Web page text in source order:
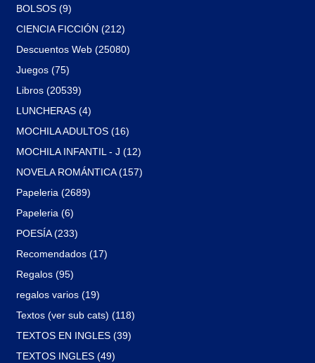
BOLSOS (9)
CIENCIA FICCIÓN (212)
Descuentos Web (25080)
Juegos (75)
Libros (20539)
LUNCHERAS (4)
MOCHILA ADULTOS (16)
MOCHILA INFANTIL - J (12)
NOVELA ROMÁNTICA (157)
Papeleria (2689)
Papeleria (6)
POESÍA (233)
Recomendados (17)
Regalos (95)
regalos varios (19)
Textos (ver sub cats) (118)
TEXTOS EN INGLES (39)
TEXTOS INGLES (49)